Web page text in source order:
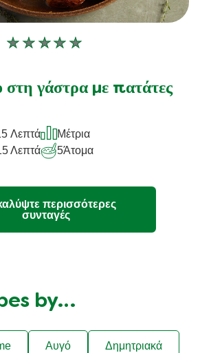
Δεν
αξιολογήσεις
αυτό
το
recipe
γάστρα με πατάτες
Λεπτά
Μέτρια
Λεπτά
5Άτομα
περισσότερες
συνταγές
by…
Αυγό Δημητριακά